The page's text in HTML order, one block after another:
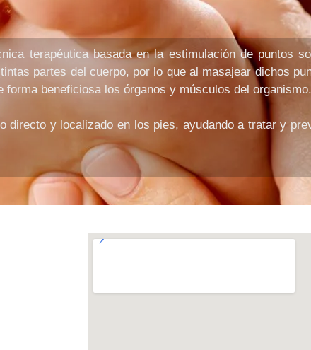
terapéutica basada en la estimulación de puntos
partes del cuerpo, por lo que al masajear dichos
beneficiosa los órganos y músculos del organismo.
directo y localizado en los pies, ayudando a tratar y